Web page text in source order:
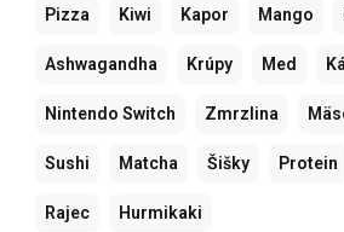
Pizza Kiwi Kapor Mango
Ashwagandha Krúpy Med
Nintendo Switch Zmrzlina
Sushi Matcha Šišky Protein
Rajec Hurmikaki